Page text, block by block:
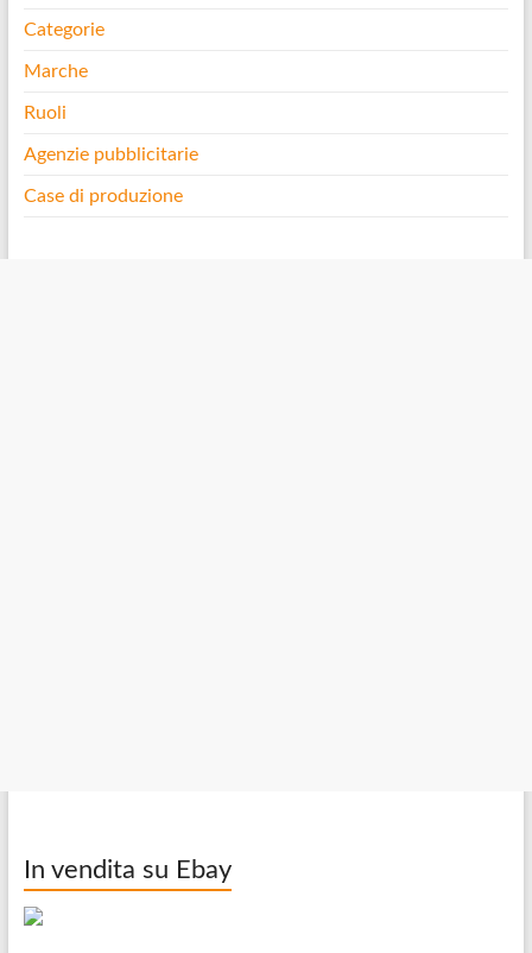
Categorie
Marche
Ruoli
Agenzie pubblicitarie
Case di produzione
In vendita su Ebay